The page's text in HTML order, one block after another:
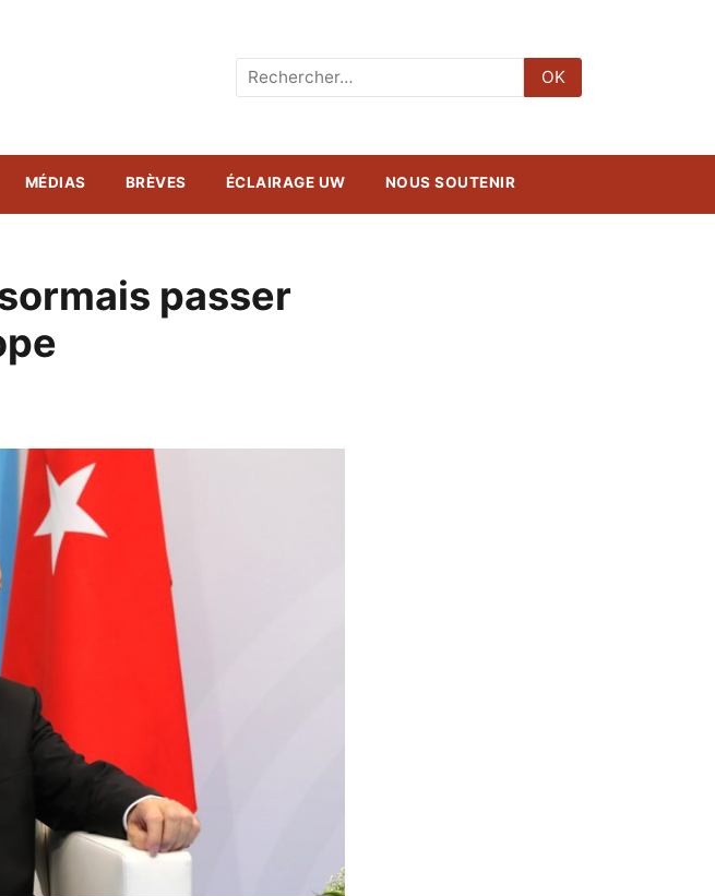
Rechercher
:
OK
MÉDIAS BRÈVES ÉCLAIRAGE UW NOUS SOUTENIR
passer